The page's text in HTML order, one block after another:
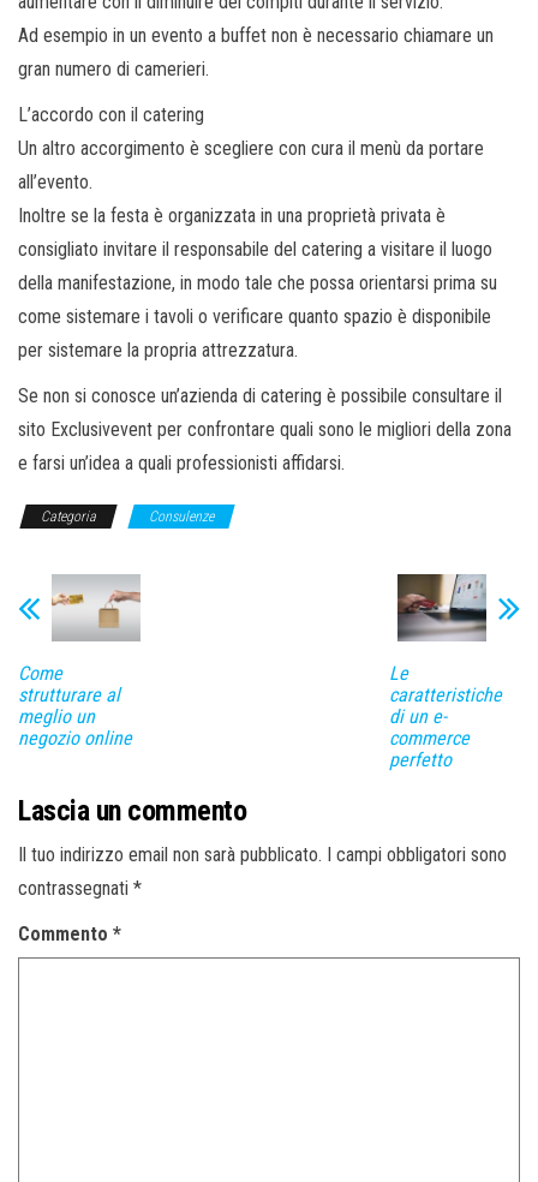
Ad esempio in un evento a buffet non è necessario chiamare un
gran numero di camerieri.
L’accordo con il catering
Un altro accorgimento è scegliere con cura il menù da portare
all’evento.
Inoltre se la festa è organizzata in una proprietà privata è
consigliato invitare il responsabile del catering a visitare il luogo
della manifestazione, in modo tale che possa orientarsi prima su
come sistemare i tavoli o verificare quanto spazio è disponibile
per sistemare la propria attrezzatura.
Se non si conosce un’azienda di catering è possibile consultare il
sito Exclusivevent per confrontare quali sono le migliori della zona
e farsi un’idea a quali professionisti affidarsi.
Categoria Consulenze
Come
strutturare al
meglio un
negozio online
Le
caratteristiche
di un e-
commerce
perfetto
Lascia un commento
Il tuo indirizzo email non sarà pubblicato. I campi obbligatori sono
contrassegnati *
Commento *